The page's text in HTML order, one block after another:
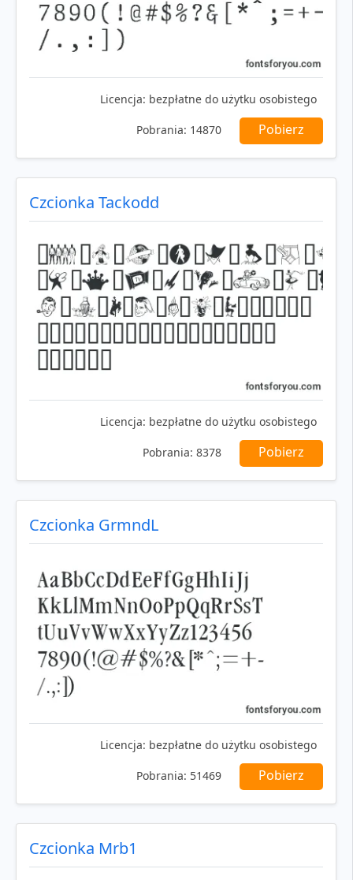
Licencja: bezpłatne do użytku osobistego
Pobrania: 14870 Pobierz
Czcionka Tackodd
Licencja: bezpłatne do użytku osobistego
Pobrania: 8378 Pobierz
Czcionka GrmndL
Licencja: bezpłatne do użytku osobistego
Pobrania: 51469 Pobierz
Czcionka Mrb1